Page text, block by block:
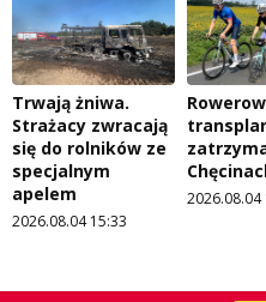
Trwają żniwa.
Strażacy zwracają
się do rolników ze
specjalnym
apelem
2026.08.04 15:33
2026.08.04